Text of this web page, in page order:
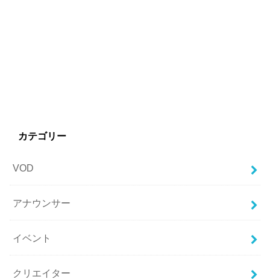
カテゴリー
VOD
アナウンサー
イベント
クリエイター